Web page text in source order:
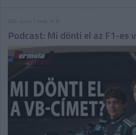
2026. július 7. kedd, 16:30
Podcast: Mi dönti el az F1-es